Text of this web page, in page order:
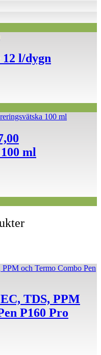
l/dygn
ml
TDS, PPM
P160 Pro